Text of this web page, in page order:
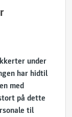
under
har hidtil
med
på dette
til